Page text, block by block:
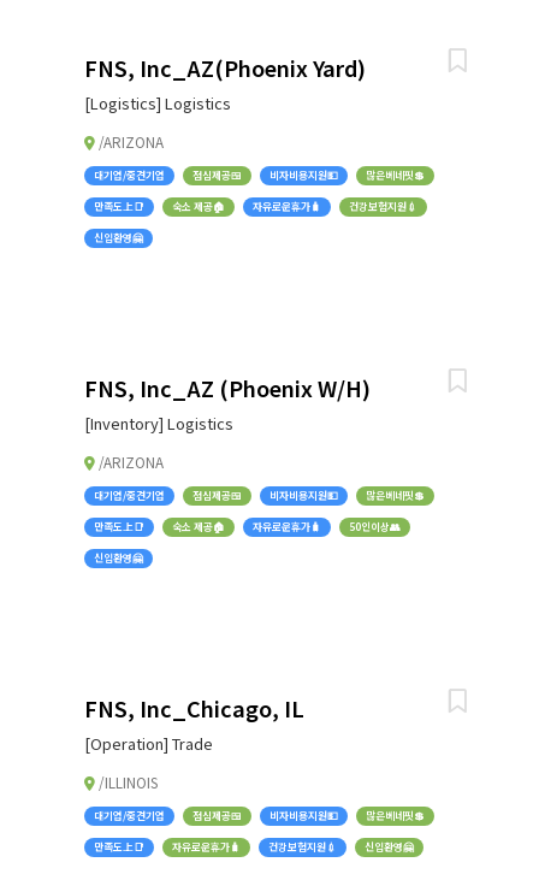
FNS, Inc_AZ(Phoenix Yard)
[Logistics] Logistics
/ARIZONA
대기업/중견기업 점심제공🍱 비자비용지원💵
많은베네핏💲
만족도上📑
숙소 제공🏠 자유로운휴가🧳
건강보험지원💉
신입환영🤗
FNS, Inc_AZ (Phoenix W/H)
[Inventory] Logistics
/ARIZONA
대기업/중견기업 점심제공🍱 비자비용지원💵
많은베네핏💲
만족도上📑
숙소 제공🏠 자유로운휴가🧳
50인이상👥
신입환영🤗
FNS, Inc_Chicago, IL
[Operation] Trade
/ILLINOIS
대기업/중견기업 점심제공🍱 비자비용지원💵
많은베네핏💲
만족도上📑
자유로운휴가🧳 건강보험지원💉 신입환영🤗